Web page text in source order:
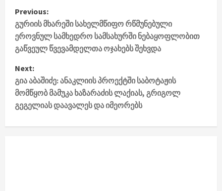
P
o
s
t
n
a
v
Previous:
გურიის მხარეში სახელმწიფო რწმუნებული
ეროვნულ სამხედრო სამსახურში ნებაყოფლობით
გაწვეულ წვევამდელთა ოჯახებს შეხვდა
Next:
გია აბაშიძე: ანაკლიის პროექტში საბოტაჟის
მომწყობ მამუკა ხაზარაძის ლაქიას, გრიგოლ
გეგელიას დაავალეს და იმეორებს